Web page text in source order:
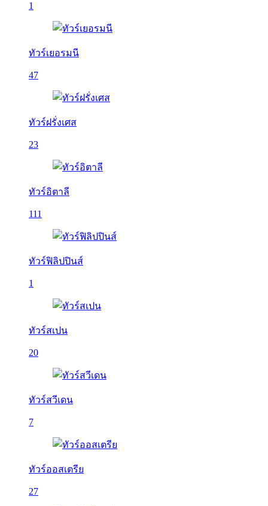
1
ทัวร์เยอรมนี
47
ทัวร์ฝรั่งเศส
23
ทัวร์อิตาลี
111
ทัวร์ฟิลิปปินส์
1
ทัวร์สเปน
20
ทัวร์สวีเดน
7
ทัวร์ออสเตรีย
27